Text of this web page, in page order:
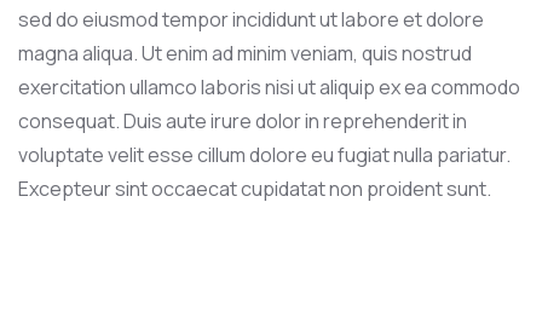
sed do eiusmod tempor incididunt ut labore et dolore
magna aliqua. Ut enim ad minim veniam, quis nostrud
exercitation ullamco laboris nisi ut aliquip ex ea commodo
consequat. Duis aute irure dolor in reprehenderit in
voluptate velit esse cillum dolore eu fugiat nulla pariatur.
Excepteur sint occaecat cupidatat non proident sunt.